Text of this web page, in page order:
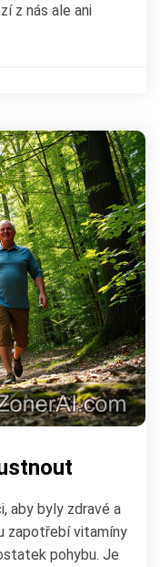
z nás ale ani
aby byly zdravé a
zapotřebí vitamíny
pohybu. Je